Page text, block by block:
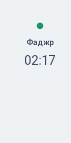
Фаджр
02:17